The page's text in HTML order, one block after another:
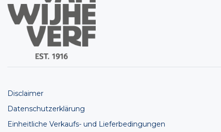
Disclaimer
Datenschutzerklärung
Einheitliche Verkaufs- und Lieferbedingungen